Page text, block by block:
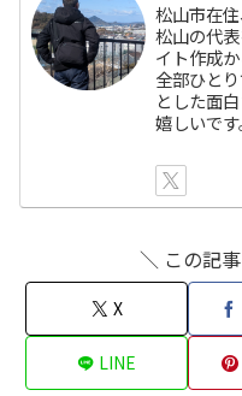
松山市在
松山の代
イト作成
全部ひと
とした面
嬉しいです
＼ この記
X
LINE